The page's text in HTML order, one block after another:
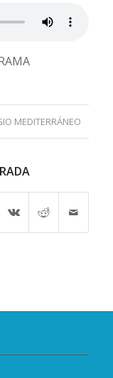
MEDITERRÁNEO